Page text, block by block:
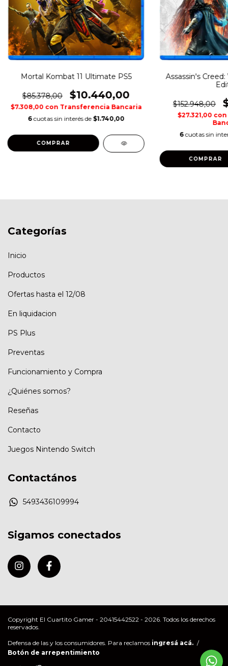
Mortal Kombat 11 Ultimate PS5
$85.378,00 $10.440,00
$7.308,00 con Transferencia Bancaria
6 cuotas sin interés de $1.740,00
COMPRAR
Assassin's
$152.948,00
$27.321,00 con
6 cuotas sin
COMPRAR
Categorías
Inicio
Productos
Ofertas hasta el 12/08
En liquidacion
PS Plus
Preventas
Funcionamiento y Compra
¿Quiénes somos?
Reseñas
Contacto
Juegos Nintendo Switch
Contactános
5493436109994
Sigamos conectados
Copyright El Cuartito Gamer - 20415442522 - 2026. Todos los derechos
reservados.
Defensa de las y los consumidores. Para reclamos ingresá acá. /
Botón de arrepentimiento